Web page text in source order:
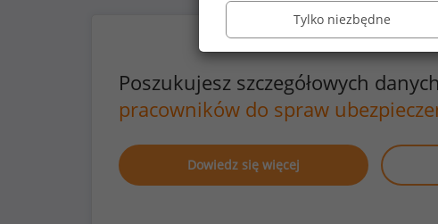
Poszukujesz szczegółowych
pracowników do spraw
Dowiedz się więcej
Tylko niezbędne